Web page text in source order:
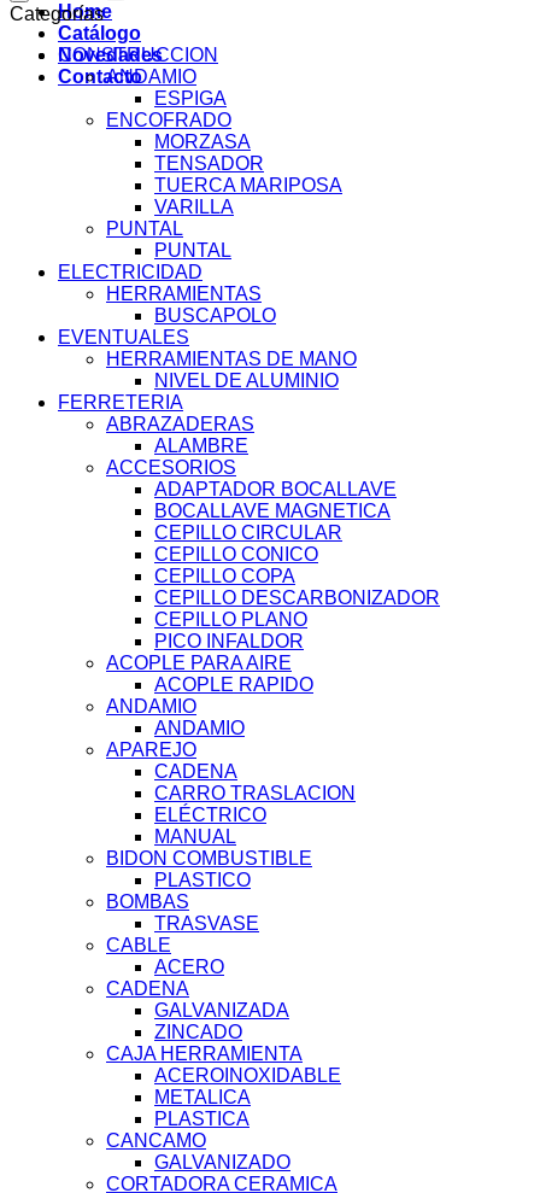
Home
Catálogo
Novedades
Contacto
Categorías
CONSTRUCCION
ANDAMIO
ESPIGA
ENCOFRADO
MORZASA
TENSADOR
TUERCA MARIPOSA
VARILLA
PUNTAL
PUNTAL
ELECTRICIDAD
HERRAMIENTAS
BUSCAPOLO
EVENTUALES
HERRAMIENTAS DE MANO
NIVEL DE ALUMINIO
FERRETERIA
ABRAZADERAS
ALAMBRE
ACCESORIOS
ADAPTADOR BOCALLAVE
BOCALLAVE MAGNETICA
CEPILLO CIRCULAR
CEPILLO CONICO
CEPILLO COPA
CEPILLO DESCARBONIZADOR
CEPILLO PLANO
PICO INFALDOR
ACOPLE PARA AIRE
ACOPLE RAPIDO
ANDAMIO
ANDAMIO
APAREJO
CADENA
CARRO TRASLACION
ELÉCTRICO
MANUAL
BIDON COMBUSTIBLE
PLASTICO
BOMBAS
TRASVASE
CABLE
ACERO
CADENA
GALVANIZADA
ZINCADO
CAJA HERRAMIENTA
ACEROINOXIDABLE
METALICA
PLASTICA
CANCAMO
GALVANIZADO
CORTADORA CERAMICA